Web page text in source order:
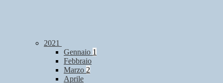
2021
Gennaio 1
Febbraio
Marzo 2
Aprile